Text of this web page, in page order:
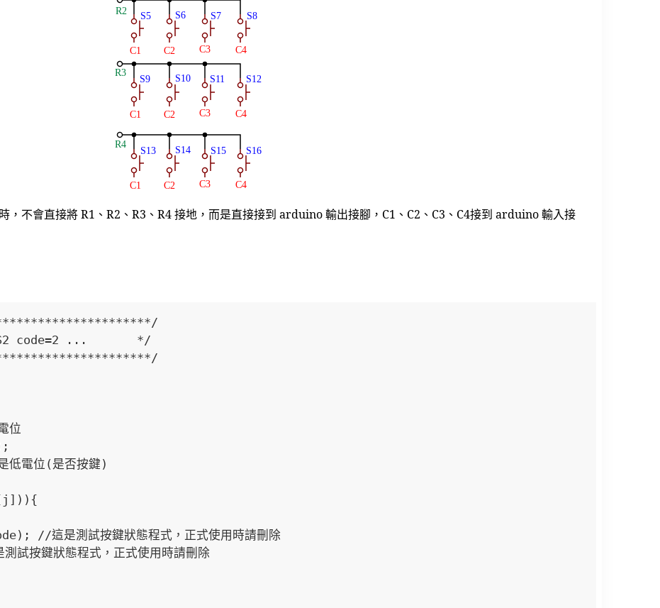
，不會直接將 R1、R2、R3、R4 接地，而是直接接到 arduino 輸出接腳，C1、C2、C3、C4接到 arduino 輸入接
按S2 code=2 ...       */